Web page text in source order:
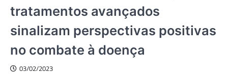
tratamentos avançados
sinalizam perspectivas positivas
no combate à doença
03/02/2023